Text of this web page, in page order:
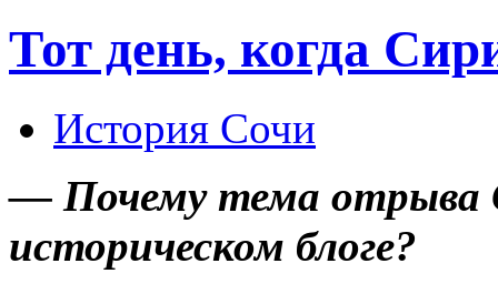
Тот день, когда
История Сочи
— Почему тема отрыва
историческом блоге?